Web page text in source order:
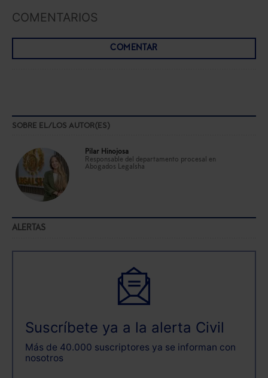
COMENTARIOS
COMENTAR
SOBRE EL/LOS AUTOR(ES)
Pilar Hinojosa
Responsable del departamento procesal en
Abogados Legalsha
ALERTAS
Suscríbete ya a la alerta Civil
Más de 40.000 suscriptores ya se informan con
nosotros